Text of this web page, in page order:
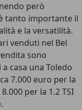
però
tanto importante il
e la versatilità.
venduti nel Bel
sono
casa una Toledo
7.000 euro per la
per la 1.2 TSI